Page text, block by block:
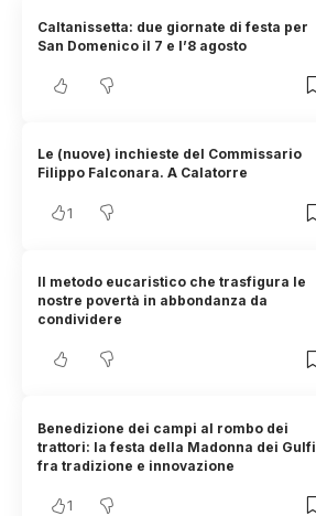
Caltanissetta: due giornate di festa per
San Domenico il 7 e l’8 agosto
Le (nuove) inchieste del Commissario
Filippo Falconara. A Calatorre
1
Il metodo eucaristico che trasfigura le
nostre povertà in abbondanza da
condividere
Benedizione dei campi al rombo dei
trattori: la festa della Madonna dei Gulfi
fra tradizione e innovazione
1